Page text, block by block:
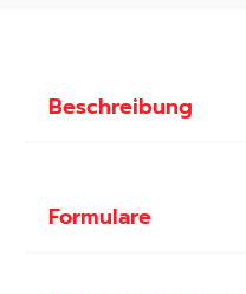
Beschreibung
Formulare